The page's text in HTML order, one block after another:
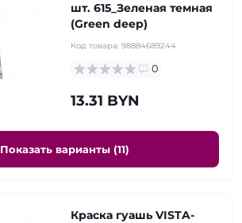
шт. 615_Зеленая темная
(Green deep)
Код товара: 98884689244
0
13.31 BYN
Показать варианты (11)
Краска гуашь VISTA-